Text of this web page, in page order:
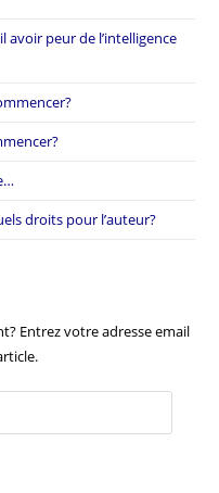
avoir peur de l’intelligence
droits pour l’auteur?
Entrez votre adresse email